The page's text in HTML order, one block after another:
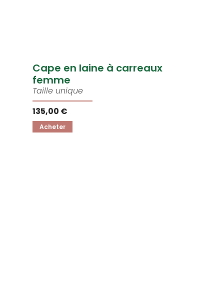
Cape en laine à carreaux
femme
Taille unique
135,00 €
Acheter